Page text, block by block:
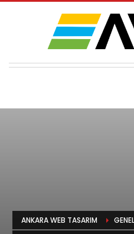
ANKARA WEB TASARIM
GENEL